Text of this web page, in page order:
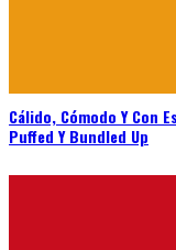
Cálido, Cómodo Y Con
Puffed Y Bundled Up